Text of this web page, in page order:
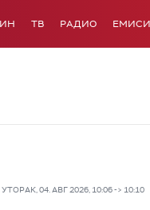
ТВ РАДИО
УТОРАК, 04. АВГ 2026, 10:06 -> 10:10